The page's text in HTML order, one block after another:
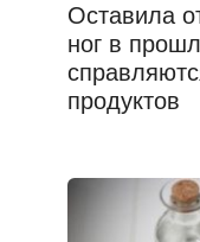
Оставила
ног в
продуктов